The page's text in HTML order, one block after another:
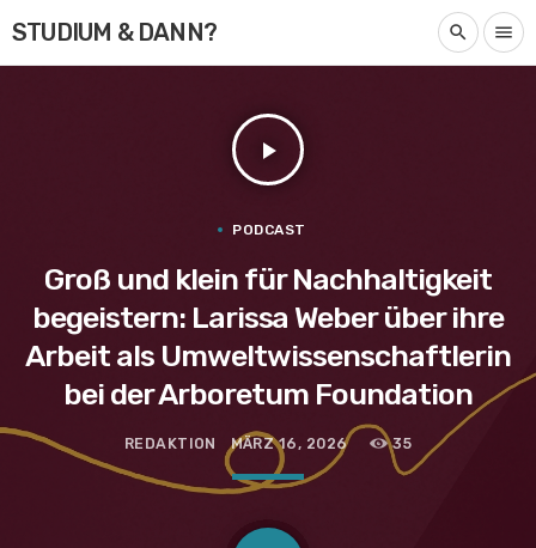
STUDIUM & DANN? search menu
play_arrow
PODCAST
Groß und klein für Nachhaltigkeit
begeistern: Larissa Weber über ihre
Arbeit als Umweltwissenschaftlerin
bei der Arboretum Foundation
REDAKTION MÄRZ 16, 2026 35